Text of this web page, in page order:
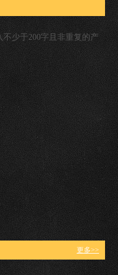
少于200字且非重复的产
更多>>